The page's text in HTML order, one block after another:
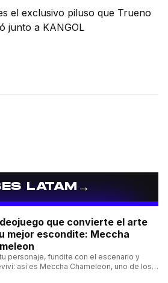
el exclusivo piluso que Trueno
junto a KANGOL
LATAM→
que convierte el arte
mejor escondite: Meccha
personaje, fundite con el escenario y
así es Meccha Chameleon, uno de los